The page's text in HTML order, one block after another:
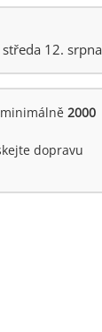
12. srpna
2000
dopravu